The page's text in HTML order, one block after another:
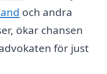
och andra
ökar chansen
för just